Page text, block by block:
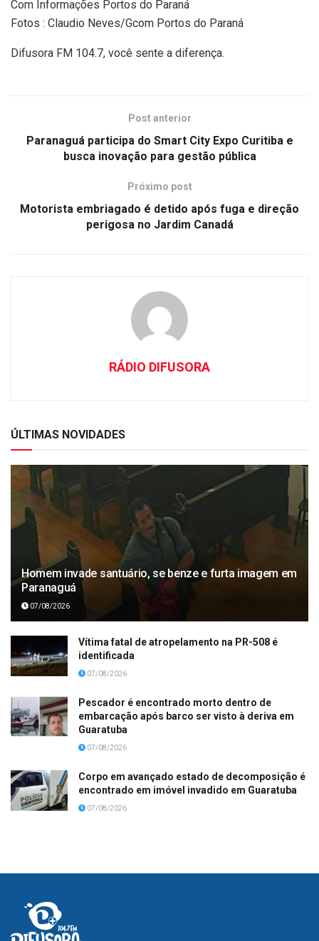
Com Informações Portos do Paraná
Fotos : Claudio Neves/Gcom Portos do Paraná
Difusora FM 104.7, você sente a diferença.
Post anterior
Paranaguá participa do Smart City Expo Curitiba e
busca inovação para gestão pública
Próximo post
Motorista embriagado é detido após fuga e direção
perigosa no Jardim Canadá
RÁDIO DIFUSORA
ÚLTIMAS NOVIDADES
Homem invade santuário, se benze e furta imagem em
Paranaguá
07/08/2026
Vítima fatal de atropelamento na PR-508 é
identificada
07/08/2026
Pescador é encontrado morto dentro de
embarcação após barco ser visto à deriva em
Guaratuba
07/08/2026
Corpo em avançado estado de decomposição é
encontrado em imóvel invadido em Guaratuba
07/08/2026